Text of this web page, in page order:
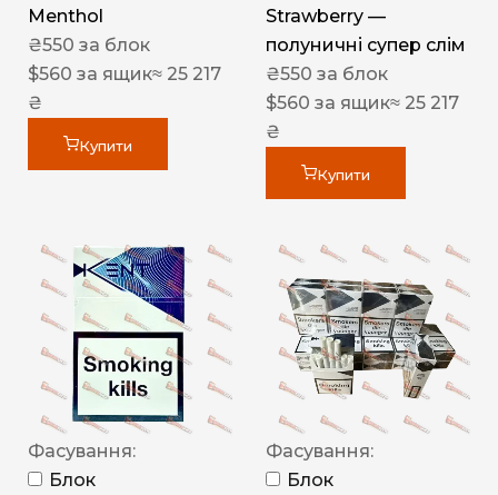
Menthol
₴550 за блок
$560 за ящик≈ 25 217
₴
Купити
Strawberry —
полуничні супер слім
₴550 за блок
$560 за ящик≈ 25 217
₴
Купити
Фасування:
Блок
Фасування:
Блок